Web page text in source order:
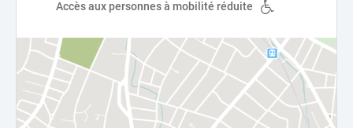
Accès aux personnes à mobilité réduite